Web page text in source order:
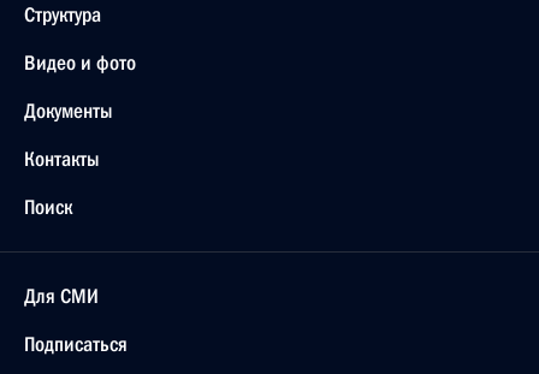
Структура
Видео и фото
Документы
Контакты
Поиск
Для СМИ
Подписаться